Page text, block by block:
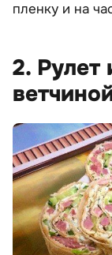
пленку и на
2. Рулет